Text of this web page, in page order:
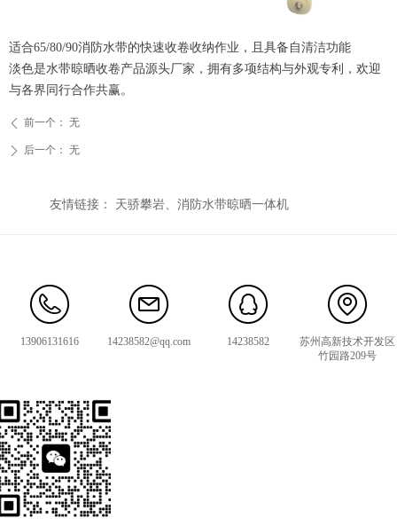
适合65/80/90消防水带的快速收卷收纳作业，且具备自清洁功能
淡色是水带晾晒收卷产品源头厂家，拥有多项结构与外观专利，欢迎
与各界同行合作共赢。
ꄴ 前一个： 无
ꄲ 后一个： 无
友情链接： 天骄攀岩、消防水带晾晒一体机
13906131616 14238582@qq.com 14238582
苏州高新技术开发区
竹园路209号